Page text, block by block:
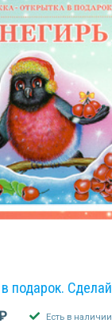
подарок.
Есть в наличии